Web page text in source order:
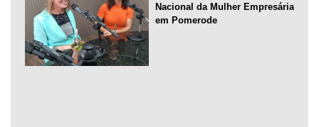
Nacional da Mulher Empresária
em Pomerode